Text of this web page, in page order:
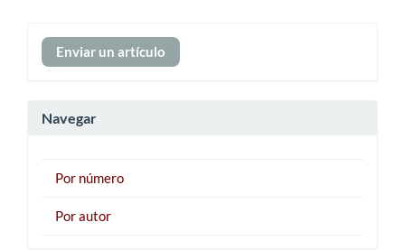
Enviar
un
Enviar un artículo
Navegar
Por número
Por autor